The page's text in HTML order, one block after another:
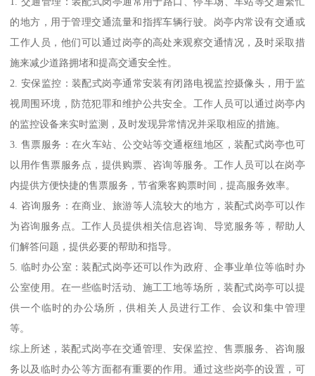
的地方，用于管理交通流量和指挥车辆行驶。岗亭内常设有交通或
工作人员，他们可以通过岗亭的高处来观察交通情况，及时采取措
施来减少道路拥堵和提高交通安全性。
2. 安保监控：装配式岗亭通常安装有闭路电视监控摄像头，用于监
视周围环境，防范犯罪和维护公共安全。工作人员可以通过岗亭内
的监控设备来实时监测，及时发现异常情况并采取相应的措施。
3. 售票服务：在火车站、公交站等交通枢纽地区，装配式岗亭也可
以用作售票服务点，提供购票、咨询等服务。工作人员可以在岗亭
内提供方便快捷的售票服务，节省乘客购票时间，提高服务效率。
4. 咨询服务：在商业、旅游等人流较大的地方，装配式岗亭可以作
为咨询服务点。工作人员提供相关信息咨询、导览服务等，帮助人
们解答问题，提供必要的帮助和指导。
5. 临时办公室：装配式岗亭还可以作为政府、企事业单位等临时办
公室使用。在一些临时活动、施工工地等场所，装配式岗亭可以提
供一个临时的办公场所，供相关人员进行工作、会议和集中管理
等。
综上所述，装配式岗亭在交通管理、安保监控、售票服务、咨询服
务以及临时办公等方面都有重要的作用。通过这些岗亭的设置，可